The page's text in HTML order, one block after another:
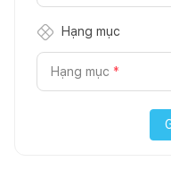
Hạng mục
Hạng mục *